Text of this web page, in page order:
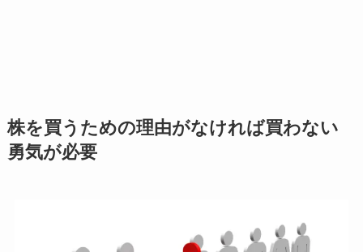
株を買うための理由がなければ買わない
勇気が必要